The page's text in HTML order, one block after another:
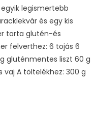
legismertebb
és egy kis
torta glutén-és
felverthez: 6 tojás 6
gluténmentes liszt 60 g
A töltelékhez: 300 g